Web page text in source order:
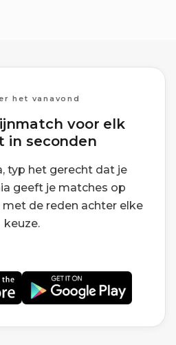
het vanavond
voor elk
in seconden
typ het gerecht dat je
geeft je matches op
de reden achter elke
keuze.